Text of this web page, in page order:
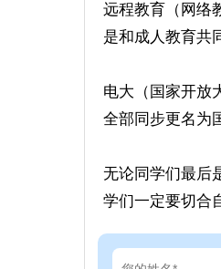
远程教育（网络
是和成人教育共
电大（国家开放
全部同步更名为
无论同学们最后
学们一定要切合